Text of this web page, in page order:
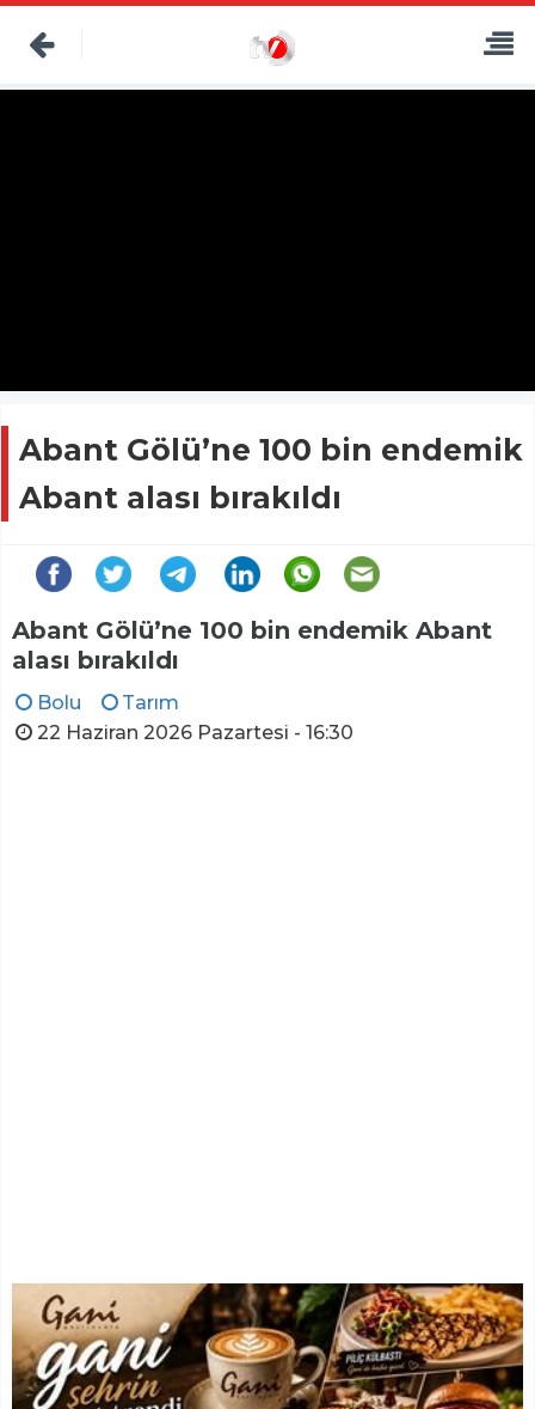
Abant Gölü’ne 100 bin endemik
Abant alası bırakıldı
Abant Gölü’ne 100 bin endemik Abant
alası bırakıldı
Bolu
Tarım
22 Haziran 2026 Pazartesi - 16:30